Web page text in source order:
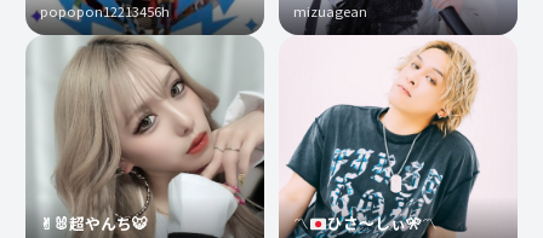
popopon12213456h
✌︎🐰超やんち🐯
mizuagean
〽️ ひさ〜しぃ🎌〽️